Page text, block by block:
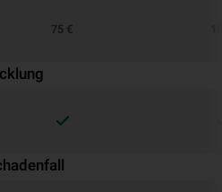
75 €